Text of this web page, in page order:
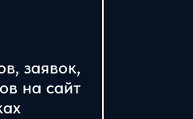
заявок,
на сайт